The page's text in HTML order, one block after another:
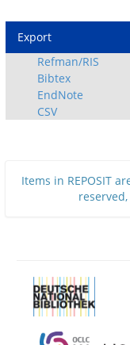
Export
Refman/RIS
Bibtex
EndNote
CSV
Items in REPOSIT